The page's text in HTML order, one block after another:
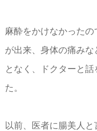
麻酔をかけなかった
が出来、身体の痛み
となく、ドクターと
た。
以前、医者に腸美人